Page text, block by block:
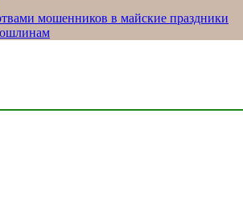
мошенников в майские праздники